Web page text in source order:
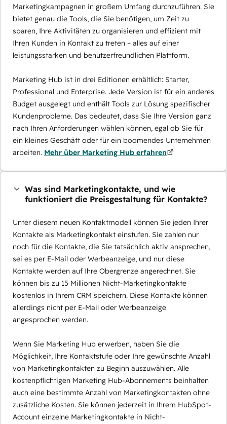
Marketingkampagnen in großem Umfang durchzuführen. Sie
bietet genau die Tools, die Sie benötigen, um Zeit zu
sparen, Ihre Aktivitäten zu organisieren und effizient mit
Ihren Kunden in Kontakt zu treten – alles auf einer
leistungsstarken und benutzerfreundlichen Plattform.
Marketing Hub ist in drei Editionen erhältlich: Starter,
Professional und Enterprise. Jede Version ist für ein anderes
Budget ausgelegt und enthält Tools zur Lösung spezifischer
Kundenprobleme. Das bedeutet, dass Sie Ihre Version ganz
nach Ihren Anforderungen wählen können, egal ob Sie für
ein kleines Geschäft oder für ein boomendes Unternehmen
arbeiten. Mehr über Marketing Hub erfahren
Was sind Marketingkontakte, und wie
funktioniert die Preisgestaltung für Kontakte?
Unter diesem neuen Kontaktmodell können Sie jeden Ihrer
Kontakte als Marketingkontakt einstufen. Sie zahlen nur
noch für die Kontakte, die Sie tatsächlich aktiv ansprechen,
sei es per E-Mail oder Werbeanzeige, und nur diese
Kontakte werden auf Ihre Obergrenze angerechnet. Sie
können bis zu 15 Millionen Nicht-Marketingkontakte
kostenlos in Ihrem CRM speichern. Diese Kontakte können
allerdings nicht per E-Mail oder Werbeanzeige
angesprochen werden.
Wenn Sie Marketing Hub erwerben, haben Sie die
Möglichkeit, Ihre Kontaktstufe oder Ihre gewünschte Anzahl
von Marketingkontakten zu Beginn auszuwählen. Alle
kostenpflichtigen Marketing Hub-Abonnements beinhalten
auch eine bestimmte Anzahl von Marketingkontakten ohne
zusätzliche Kosten. Sie können jederzeit in Ihrem HubSpot-
Account einzelne Marketingkontakte in Nicht-